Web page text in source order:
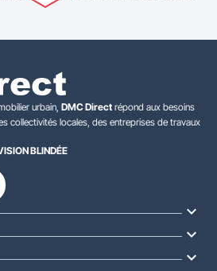
urbain, DMC Direct répond aux besoins
collectivités locales, des entreprises de travaux
BLINDÉE


